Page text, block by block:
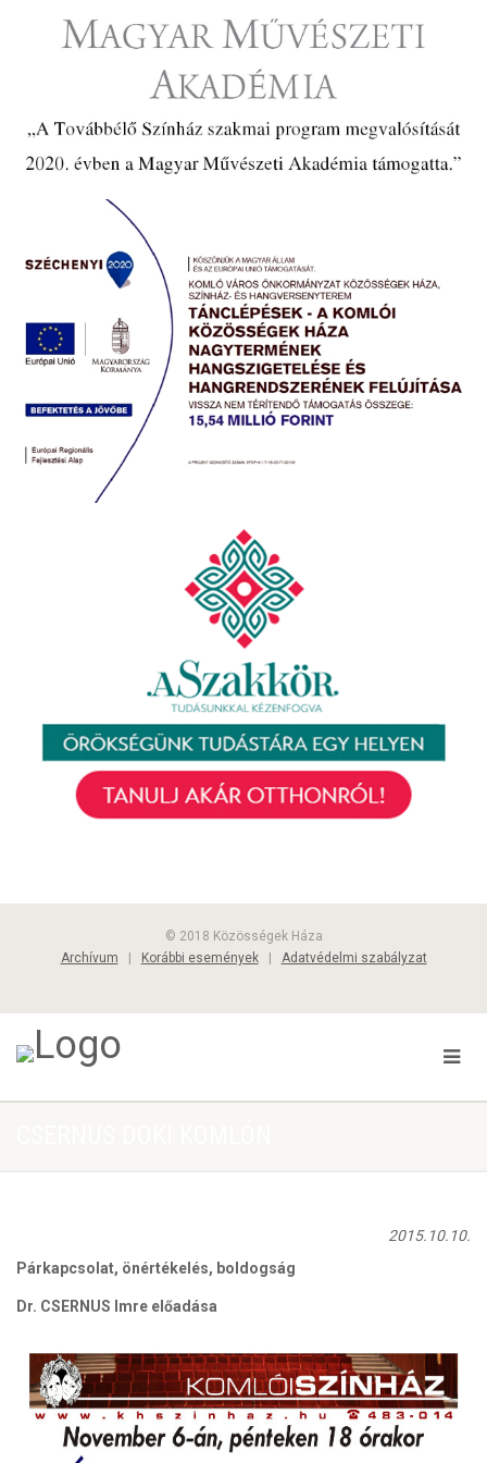
© 2018 Közösségek Háza
Archívum
Korábbi események| Adatvédelmi szabályzat
2015.10.10.
Párkapcsolat, önértékelés, boldogság
Dr. CSERNUS Imre előadása